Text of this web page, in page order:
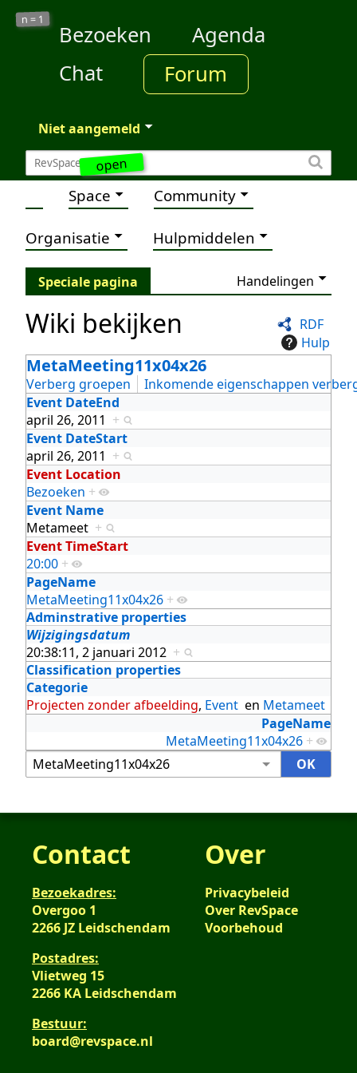
open
n = 1
Bezoeken
Agenda
Chat
Forum
Niet aangemeld
Space Community
Organisatie Hulpmiddelen
Speciale pagina Handelingen
RDF
Hulp
Wiki bekijken
MetaMeeting11x04x26
Verberg groepen
Inkomende eigenschappen
Event DateEnd
april 26, 2011 +
Event DateStart
april 26, 2011 +
Event Location
Bezoeken +
Event Name
Metameet +
Event TimeStart
20:00 +
PageName
MetaMeeting11x04x26 +
Adminstrative properties
Wijzigingsdatum
20:38:11, 2 januari 2012 +
Classification properties
Categorie
Projecten zonder afbeelding, Event en Metameet
PageName
MetaMeeting11x04x26 +
Contact
Bezoekadres:
Overgoo 1
2266 JZ Leidschendam
Postadres:
Vlietweg 15
2266 KA Leidschendam
Bestuur:
board@revspace.nl
Over
Privacybeleid
Over RevSpace
Voorbehoud